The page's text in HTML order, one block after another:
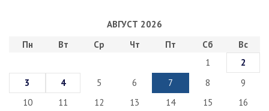
АВГУСТ 2026
Пн
Вт Ср Чт Пт Сб
Вс
1
2
3
4 5 6 7 8
9
10
11 12 13 14 15
16